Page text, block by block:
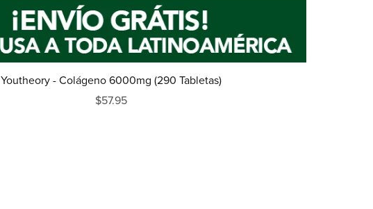
Youtheory - Colágeno 6000mg (290 Tabletas)
$57.95